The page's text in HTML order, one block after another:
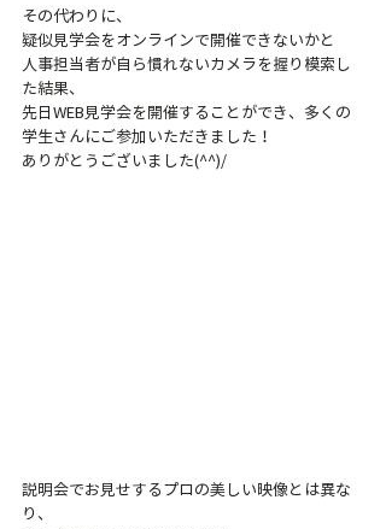
その代わりに、
疑似見学会をオンラインで開催できないかと
人事担当者が自ら慣れないカメラを握り模索し
た結果、
先日WEB見学会を開催することができ、多くの
学生さんにご参加いただきました！
ありがとうございました(^^)/
説明会でお見せするプロの美しい映像とは異な
り、